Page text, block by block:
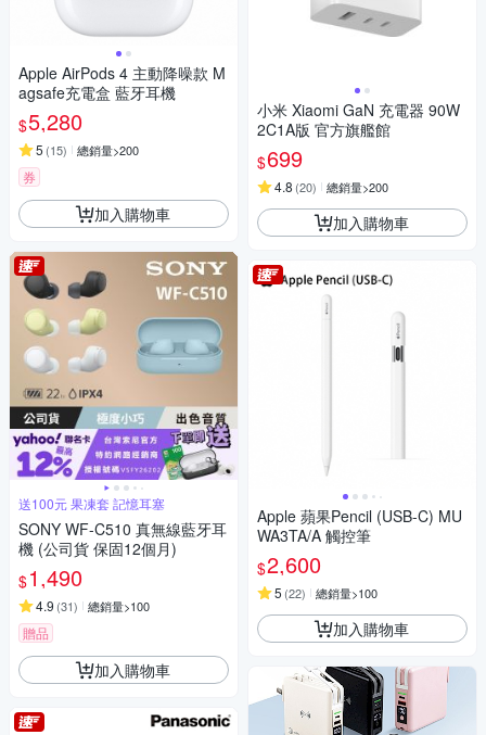
Apple AirPods 4 主動降噪款 M
agsafe充電盒 藍牙耳機
$5,280
5 (15) 總銷量>200
券
加入購物車
送100元 果凍套 記憶耳塞
SONY WF-C510 真無線藍牙耳
機 (公司貨 保固12個月)
$1,490
4.9 (31) 總銷量>100
贈品
加入購物車
小米 Xiaomi GaN 充電器 90W
2C1A版 官方旗艦館
$699
4.8 (20) 總銷量>200
加入購物車
Apple 蘋果Pencil (USB-C) MU
WA3TA/A 觸控筆
$2,600
5 (22) 總銷量>100
加入購物車